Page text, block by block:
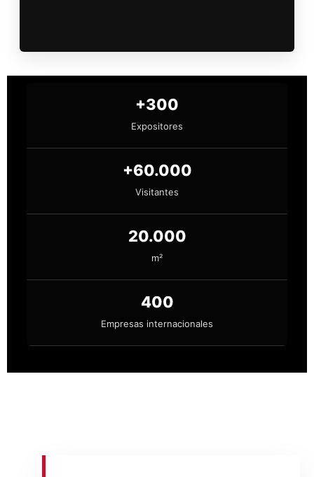
+300
Expositores
+60.000
Visitantes
20.000
m²
400
Empresas internacionales